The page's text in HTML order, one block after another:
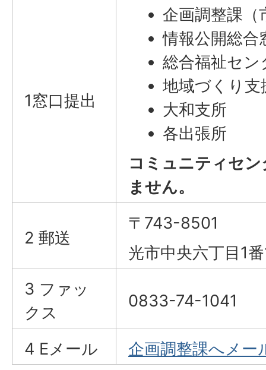
1窓口提出
企画調整課（
情報公開総合
総合福祉セ
地域づくり
大和支所
各出張所
コミュニティセ
ません。
2 郵送
〒743-8501
光市中央六丁目1
3 ファッ
クス
0833-74-1041
4 Eメール 企画調整課へメー